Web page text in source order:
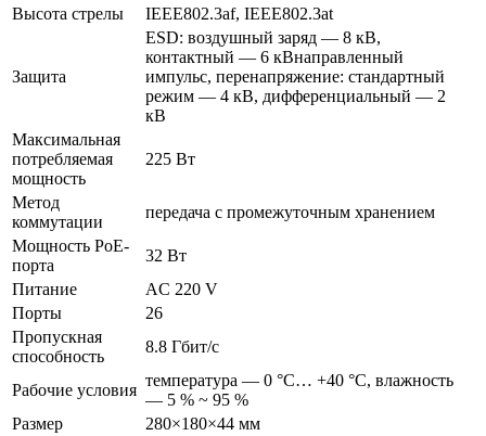
Высота стрелы
IEEE802.3af, IEEE802.3at
Защита
ESD: воздушный заряд — 8 кВ,
контактный — 6 кВнаправленный
импульс, перенапряжение: стандартный
режим — 4 кВ, дифференциальный — 2
кВ
Максимальная
потребляемая
мощность
225 Вт
Метод
коммутации
передача с промежуточным хранением
Мощность PoE-
порта
32 Вт
Питание
AC 220 V
Порты
26
Пропускная
способность
8.8 Гбит/с
Рабочие условия
температура — 0 °C… +40 °C, влажность
— 5 % ~ 95 %
Размер
280×180×44 мм